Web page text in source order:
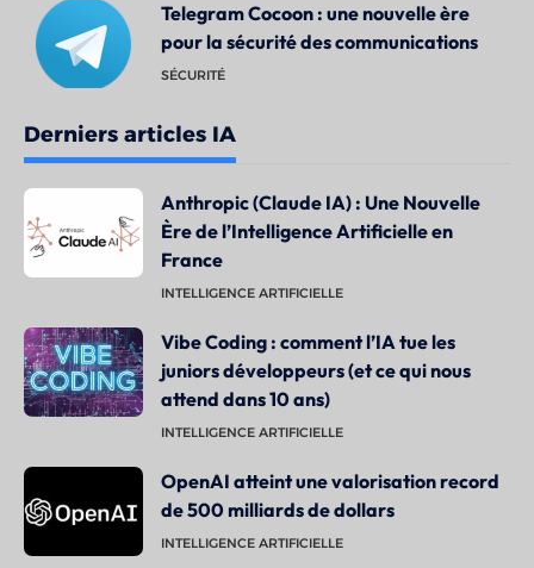
Telegram Cocoon : une nouvelle ère
pour la sécurité des communications
SÉCURITÉ
Derniers articles IA
Anthropic (Claude IA) : Une Nouvelle
Ère de l’Intelligence Artificielle en
France
INTELLIGENCE ARTIFICIELLE
Vibe Coding : comment l’IA tue les
juniors développeurs (et ce qui nous
attend dans 10 ans)
INTELLIGENCE ARTIFICIELLE
OpenAI atteint une valorisation record
de 500 milliards de dollars
INTELLIGENCE ARTIFICIELLE